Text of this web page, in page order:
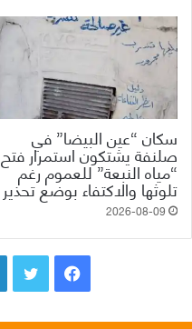
سكان “عين البيضا” في
صلنفة يشتكون استمرار فتح
“مياه النبعة” للعموم رغم
تلوثها والاكتفاء بوضع تحذير
2026-08-09